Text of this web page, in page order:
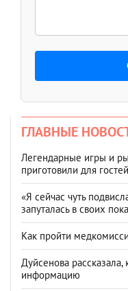
ГЛАВНЫЕ
Легендарные игры и
приготовили для
«Я сейчас чуть
запуталась в своих
Как пройти
Дуйсенова
информацию